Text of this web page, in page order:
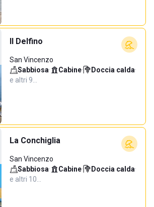
Il Delfino
San Vincenzo
Sabbiosa· Cabine· Doccia calda·
e altri 9…
La Conchiglia
San Vincenzo
Sabbiosa· Cabine· Doccia calda·
e altri 10…